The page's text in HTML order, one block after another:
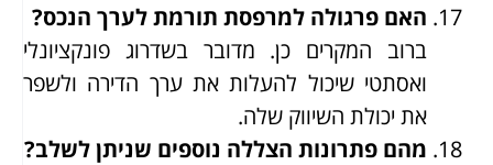
האם פרגולה למרפסת תורמת לערך הנכס?
ברוב המקרים כן. מדובר בשדרוג פונקציונלי
ואסתטי שיכול להעלות את ערך הדירה ולשפר
את יכולת השיווק שלה.
מהם פתרונות הצללה נוספים שניתן לשלב?